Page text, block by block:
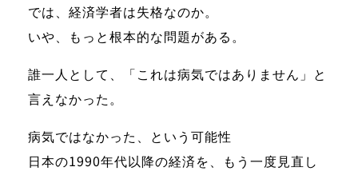
では、経済学者は失格なのか。
いや、もっと根本的な問題がある。
誰一人として、「これは病気ではありません」と
言えなかった。
病気ではなかった、という可能性
日本の1990年代以降の経済を、もう一度見直し